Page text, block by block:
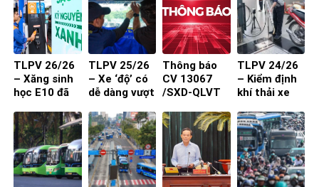
cư
dân đồng
thuận?
TLPV 26/26
– Xăng sinh
học E10 đã
TLPV 25/26
– Xe ‘độ’ có
dễ dàng vượt
kiểm?
Thông báo
CV 13067
/SXD-QLVT
Dựng đến
các DN/HTX
TLPV 24/26
– Kiểm định
khí thải xe
2027 đạt
hiệu quả?